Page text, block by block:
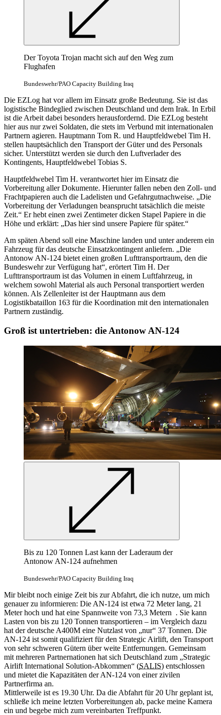
Der Toyota Trojan macht sich auf den Weg zum
Flughafen
Bundeswehr/PAO Capacity Building Iraq
Die EZLog hat vor allem im Einsatz große Bedeutung. Sie ist das
logistische Bindeglied zwischen Deutschland und dem Irak. In Erbil
ist die Arbeit dabei besonders herausfordernd. Die EZLog besteht
hier aus nur zwei Soldaten, die stets im Verbund mit internationalen
Partnern agieren. Hauptmann Tom R. und Hauptfeldwebel Tim H.
stellen hauptsächlich den Transport der Güter und des Personals
sicher. Unterstützt werden sie durch den Luftverlader des
Kontingents, Hauptfeldwebel Tobias S.
Hauptfeldwebel Tim H. verantwortet hier im Einsatz die
Vorbereitung aller Dokumente. Hierunter fallen neben den Zoll- und
Frachtpapieren auch die Ladelisten und Gefahrgutnachweise. „Die
Vorbereitung der Verladungen beansprucht tatsächlich die meiste
Zeit.“ Er hebt einen zwei Zentimeter dicken Stapel Papiere in die
Höhe und erklärt: „Das hier sind unsere Papiere für später.“
Am späten Abend soll eine Maschine landen und unter anderem ein
Fahrzeug für das deutsche Einsatzkontingent anliefern. „Die
Antonow AN-124 bietet einen großen Lufttransportraum, den die
Bundeswehr zur Verfügung hat“, erörtert Tim H. Der
Lufttransportraum ist das Volumen in einem Luftfahrzeug, in
welchem sowohl Material als auch Personal transportiert werden
können. Als Zellenleiter ist der Hauptmann aus dem
Logistikbataillon 163 für die Koordination mit den internationalen
Partnern zuständig.
Groß ist untertrieben: die Antonow AN-124
Bis zu 120 Tonnen Last kann der Laderaum der
Antonow AN-124 aufnehmen
Bundeswehr/PAO Capacity Building Iraq
Mir bleibt noch einige Zeit bis zur Abfahrt, die ich nutze, um mich
genauer zu informieren: Die AN-124 ist etwa 72 Meter lang, 21
Meter hoch und hat eine Spannweite von 73,3 Metern . Sie kann
Lasten von bis zu 120 Tonnen transportieren – im Vergleich dazu
hat der deutsche A400M eine Nutzlast von „nur“ 37 Tonnen. Die
AN-124 ist somit qualifiziert für den Strategic Airlift, den Transport
von sehr schweren Gütern über weite Entfernungen. Gemeinsam
mit mehreren Partnernationen hat sich Deutschland zum „Strategic
Airlift International Solution-Abkommen“ (SALIS) entschlossen
und mietet die Kapazitäten der AN-124 von einer zivilen
Partnerfirma an.
Mittlerweile ist es 19.30 Uhr. Da die Abfahrt für 20 Uhr geplant ist,
schließe ich meine letzten Vorbereitungen ab, packe meine Kamera
ein und begebe mich zum vereinbarten Treffpunkt.